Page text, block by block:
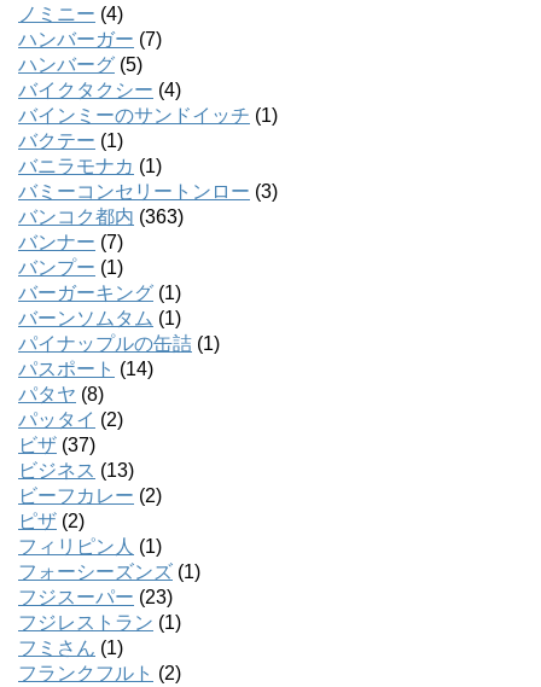
ノミニー (4)
ハンバーガー (7)
ハンバーグ (5)
バイクタクシー (4)
バインミーのサンドイッチ (1)
バクテー (1)
バニラモナカ (1)
バミーコンセリートンロー (3)
バンコク都内 (363)
バンナー (7)
バンプー (1)
バーガーキング (1)
バーンソムタム (1)
パイナップルの缶詰 (1)
パスポート (14)
パタヤ (8)
パッタイ (2)
ビザ (37)
ビジネス (13)
ビーフカレー (2)
ピザ (2)
フィリピン人 (1)
フォーシーズンズ (1)
フジスーパー (23)
フジレストラン (1)
フミさん (1)
フランクフルト (2)